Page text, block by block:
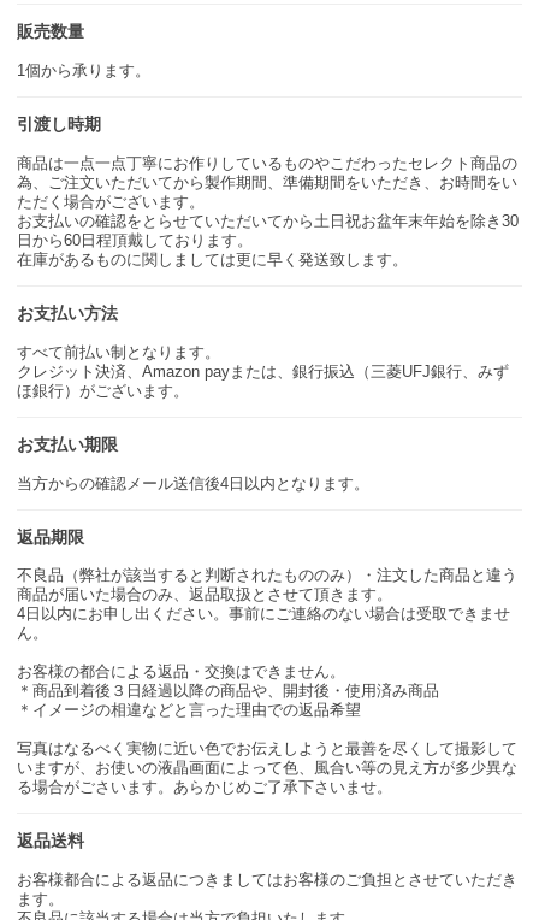
販売数量
1個から承ります。
引渡し時期
商品は一点一点丁寧にお作りしているものやこだわったセレクト商品の
為、ご注文いただいてから製作期間、準備期間をいただき、お時間をい
ただく場合がございます。
お支払いの確認をとらせていただいてから土日祝お盆年末年始を除き30
日から60日程頂戴しております。
在庫があるものに関しましては更に早く発送致します。
お支払い方法
すべて前払い制となります。
クレジット決済、Amazon payまたは、銀行振込（三菱UFJ銀行、みず
ほ銀行）がございます。
お支払い期限
当方からの確認メール送信後4日以内となります。
返品期限
不良品（弊社が該当すると判断されたもののみ）・注文した商品と違う
商品が届いた場合のみ、返品取扱とさせて頂きます。
4日以内にお申し出ください。事前にご連絡のない場合は受取できませ
ん。
お客様の都合による返品・交換はできません。
＊商品到着後３日経過以降の商品や、開封後・使用済み商品
＊イメージの相違などと言った理由での返品希望
写真はなるべく実物に近い色でお伝えしようと最善を尽くして撮影して
いますが、お使いの液晶画面によって色、風合い等の見え方が多少異な
る場合がごさいます。あらかじめご了承下さいませ。
返品送料
お客様都合による返品につきましてはお客様のご負担とさせていただき
ます。